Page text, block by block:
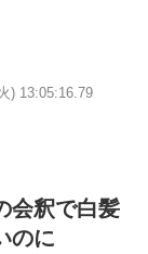
) 13:05:16.79
会釈で白髪
のに